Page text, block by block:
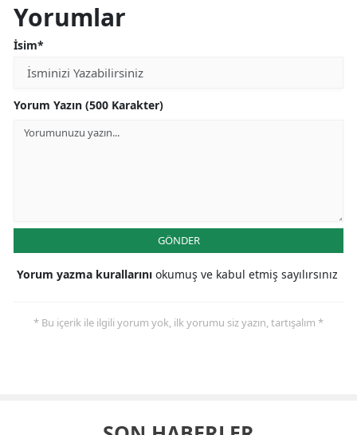
Yorumlar
İsim*
Yorum Yazın (500 Karakter)
GÖNDER
Yorum yazma kurallarını okumuş ve kabul etmiş sayılırsınız
* Bu içerik ile ilgili yorum yok, ilk yorumu siz yazın, tartışalım *